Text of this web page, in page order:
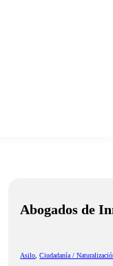
Abogados de
Asilo,Ciudadanía /